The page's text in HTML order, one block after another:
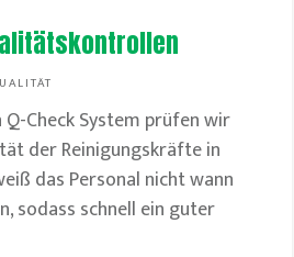
Check System prüfen wir
der Reinigungskräfte in
das Personal nicht wann
sodass schnell ein guter